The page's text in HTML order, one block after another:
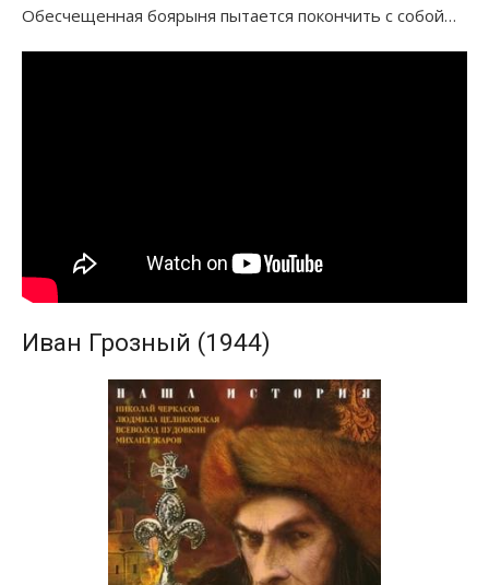
Обесчещенная боярыня пытается покончить с собой…
Иван Грозный (1944)